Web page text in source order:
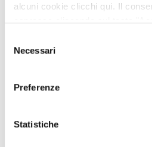
alcuni cookie clicchi qui. Il
espresso cliccando sul tasto
tasto "Rifiuta".
delNecessari
Preferenze
Statistiche